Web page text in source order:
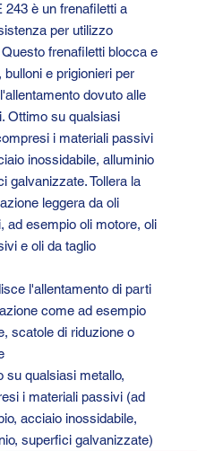
243 è un frenafiletti a
per utilizzo
frenafiletti blocca e
bulloni e prigionieri per
dovuto alle
Ottimo su qualsiasi
i materiali passivi
inossidabile, alluminio
galvanizzate. Tollera la
leggera da oli
ad esempio oli motore, oli
e oli da taglio
l'allentamento di parti
come ad esempio
scatole di riduzione o
su qualsiasi metallo,
i materiali passivi (ad
acciaio inossidabile,
superfici galvanizzate)